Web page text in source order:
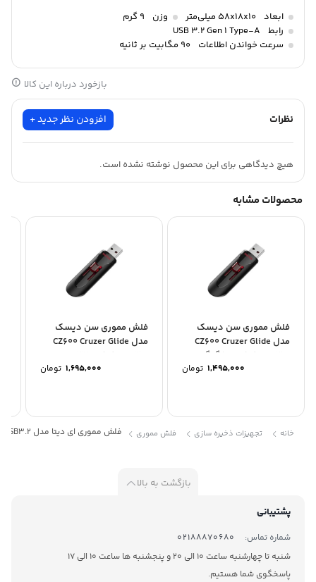
ابعاد 58x18x10 میلی‌متر وزن
9 گرم
رابط
USB 3.2 Gen 1 Type-A
سرعت خواندن اطلاعات
90 مگابیت بر ثانیه
بازخورد درباره این کالا
نظرات افزودن نظر جدید +
هیچ دیدگاهی برای این محصول نوشته نشده است.
محصولات مشابه
فلش مموری سن دیسک
مدل CZ600 Cruzer Glide
1,495,000 تومان
فلش مموری سن دیسک
مدل CZ600 Cruzer Glide
1,695,000 تومان
خانه تجهیزات ذخیره سازی فلش مموری فلش مموری ای دیتا مدل ADATA UV150 USB3.2 ظرفیت 128 گیگابایت
بازگشت به بالا
پشتیبانی
شماره تماس:
02188870680
شنبه تا چهارشنبه ساعت 10 الی 20 و پنجشنبه ها ساعت 10 الی 17
پاسخگوی شما هستیم.